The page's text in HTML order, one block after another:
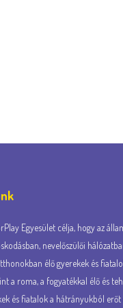
Egyesület célja, hogy az
nevelőszülői
élő gyerekek és
a roma, a fogyatékkal élő és
és fiatalok a hátrányukból